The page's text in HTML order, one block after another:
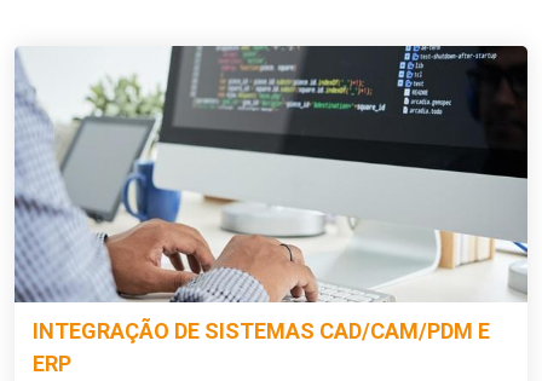
INTEGRAÇÃO DE SISTEMAS CAD/CAM/PDM E
ERP